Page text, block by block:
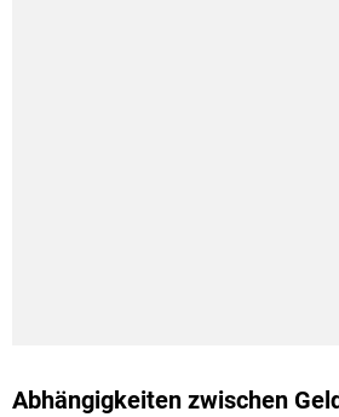
Abhängigkeiten zwischen